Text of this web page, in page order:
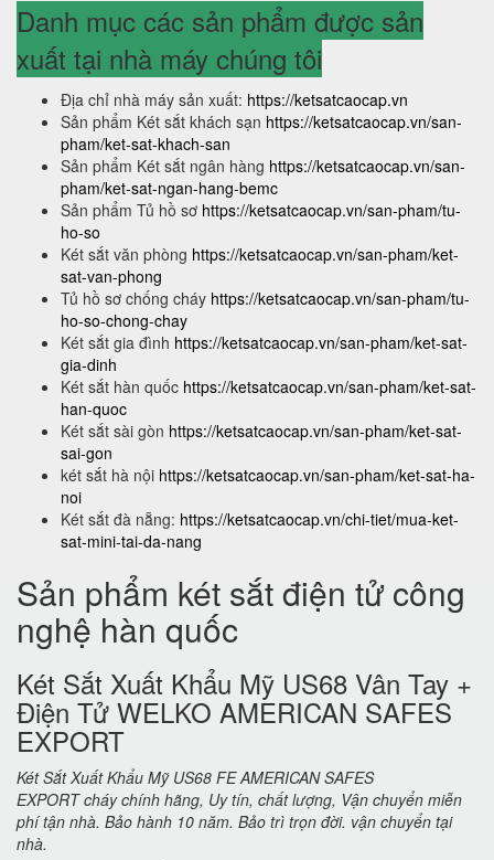
Danh mục các sản phẩm được sản
xuất tại nhà máy chúng tôi
Địa chỉ nhà máy sản xuất: https://ketsatcaocap.vn
Sản phẩm Két sắt khách sạn https://ketsatcaocap.vn/san-
pham/ket-sat-khach-san
Sản phẩm Két sắt ngân hàng https://ketsatcaocap.vn/san-
pham/ket-sat-ngan-hang-bemc
Sản phẩm Tủ hồ sơ https://ketsatcaocap.vn/san-pham/tu-
ho-so
Két sắt văn phòng https://ketsatcaocap.vn/san-pham/ket-
sat-van-phong
Tủ hồ sơ chống cháy https://ketsatcaocap.vn/san-pham/tu-
ho-so-chong-chay
Két sắt gia đình https://ketsatcaocap.vn/san-pham/ket-sat-
gia-dinh
Két sắt hàn quốc https://ketsatcaocap.vn/san-pham/ket-sat-
han-quoc
Két sắt sài gòn https://ketsatcaocap.vn/san-pham/ket-sat-
sai-gon
két sắt hà nội https://ketsatcaocap.vn/san-pham/ket-sat-ha-
noi
Két sắt đà nẵng: https://ketsatcaocap.vn/chi-tiet/mua-ket-
sat-mini-tai-da-nang
Sản phẩm két sắt điện tử công
nghệ hàn quốc
Két Sắt Xuất Khẩu Mỹ US68 Vân Tay +
Điện Tử WELKO AMERICAN SAFES
EXPORT
Két Sắt Xuất Khẩu Mỹ US68 FE AMERICAN SAFES
EXPORT cháy chính hãng, Uy tín, chất lượng, Vận chuyển miễn
phí tận nhà. Bảo hành 10 năm. Bảo trì trọn đời. vận chuyển tại
nhà.